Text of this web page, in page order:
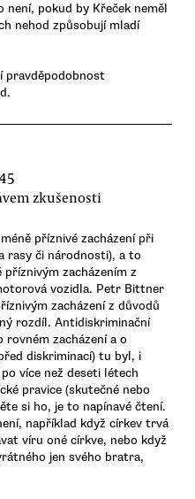
pokud by Křeček neměl
nehod způsobují mladí
pravděpodobnost
zkušenosti
příznivé zacházení při
rasy či národnosti), a to
zacházením z
vozidla. Petr Bittner
zacházení z důvodů
rozdíl. Antidiskriminační
rovném zacházení a o
diskriminací) tu byl, i
více než deseti létech
pravice (skutečné nebo
si ho, je to napínavé čtení.
například když církev trvá
víru oné církve, nebo když
jen svého bratra,